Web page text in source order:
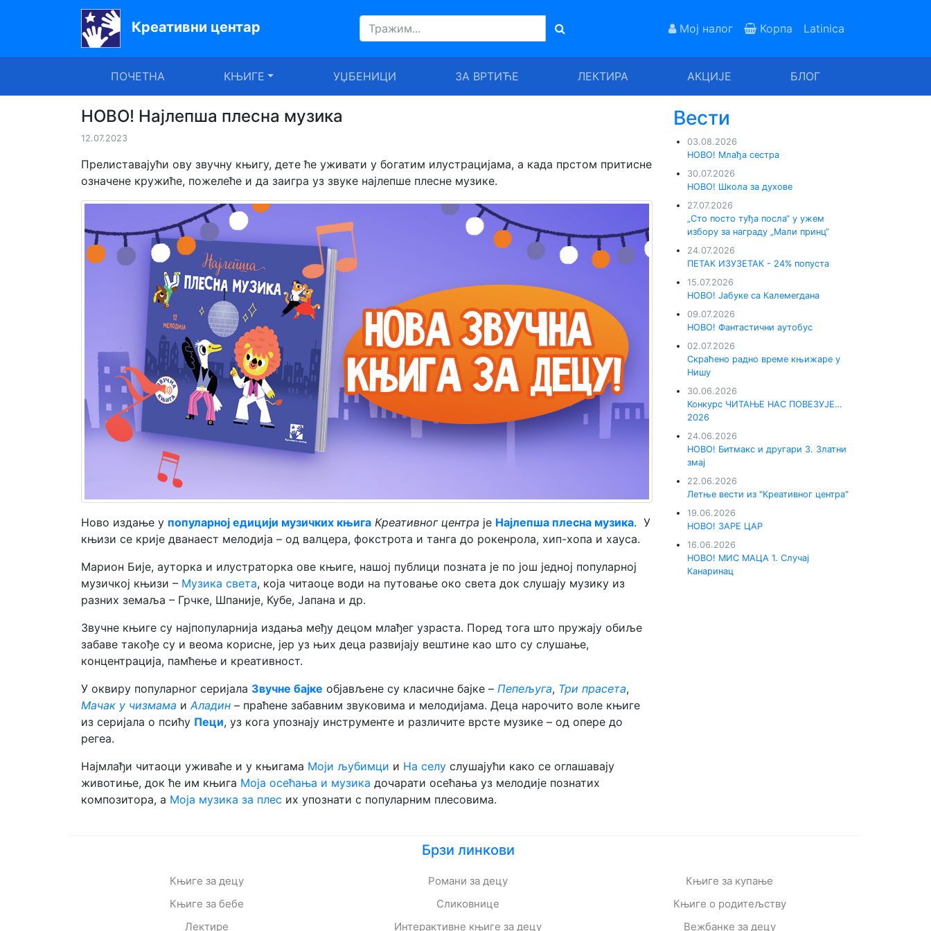
Креативни центар Мој налог Корпа Latinica
ПОЧЕТНА КЊИГЕ УЏБЕНИЦИ ЗА ВРТИЋЕ ЛЕКТИРА АКЦИЈЕ БЛОГ
Почетна
УџбенициНОВО! Најлепша плесна музика
12.07.2023
Прелиставајући ову звучну књигу, дете ће уживати у богатим илустрацијама, а када прстом притисне
означене кружиће, пожелеће и да заигра уз звуке најлепше плесне музике.
Ново издање у популарној едицији музичких књига Креативног центра је Најлепша плесна музика. У
књизи се крије дванаест мелодија – од валцера, фокстрота и танга до рокенрола, хип-хопа и хауса.
Марион Бије, ауторка и илустраторка ове књиге, нашој публици позната је по још једној популарној
музичкој књизи – Музика света, која читаоце води на путовање око света док слушају музику из
разних земаља – Грчке, Шпаније, Кубе, Јапана и др.
Звучне књиге су најпопуларнија издања међу децом млађег узраста. Поред тога што пружају обиље
забаве такође су и веома корисне, јер уз њих деца развијају вештине као што су слушање,
концентрација, памћење и креативност.
У оквиру популарног серијала Звучне бајке објављене су класичне бајке – Пепељуга, Три прасета,
Мачак у чизмама иАладин – праћене забавним звуковима и мелодијама. Деца нарочито воле књиге
из серијала о псићу Пеци, уз кога упознају инструменте и различите врсте музике – од опере до
регеа.
Најмлађи читаоци уживаће и у књигама Моји љубимци и На селу слушајући како се оглашавају
животиње, док ће им књига Моја осећања и музика дочарати осећања уз мелодије познатих
композитора, а Моја музика за плес их упознати с популарним плесовима.
Вести
03.08.2026
НОВО! Млађа сестра
30.07.2026
НОВО! Школа за духове
27.07.2026
„Сто посто туђа посла“ у ужем
избору за награду „Мали принц“
24.07.2026
ПЕТАК ИЗУЗЕТАК - 24% попуста
15.07.2026
НОВО! Јабуке са Калемегдана
09.07.2026
НОВО! Фантастични аутобус
02.07.2026
Скраћено радно време књижаре у
Нишу
30.06.2026
Конкурс ЧИТАЊЕ НАС ПОВЕЗУЈЕ…
2026
24.06.2026
НОВО! Битмакс и другари 3. Златни
змај
22.06.2026
Летње вести из "Креативног центра"
19.06.2026
НОВО! ЗАРЕ ЦАР
16.06.2026
НОВО! МИС МАЦА 1. Случај
Канаринац
Брзи линкови
Књиге за децу
Књиге за бебе
Лектире
Романи за децу
Сликовнице
Интерактивне књиге за децу
Књиге за купање
Књиге о родитељству
Вежбанке за децу